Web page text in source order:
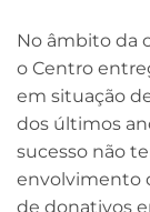
No âmbito da
o Centro
em situação
dos últimos
sucesso não
envolvimento
de donativos